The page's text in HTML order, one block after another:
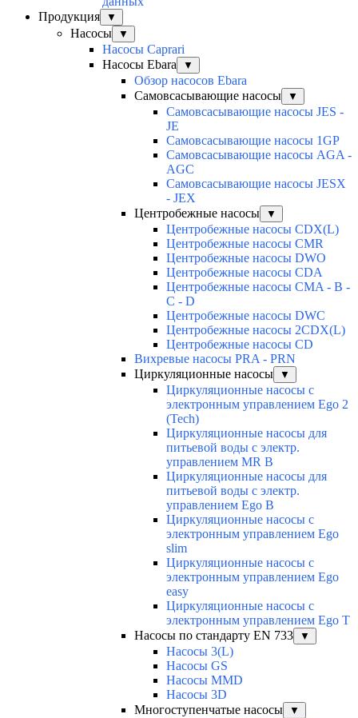
Продукция
▼
Насосы ▼
Насосы Caprari
Насосы Ebara
▼
Обзор насосов Ebara
Самовсасывающие насосы
▼
Самовсасывающие насосы JES -
JE
Самовсасывающие насосы 1GP
Самовсасывающие насосы AGA -
AGC
Самовсасывающие насосы JESX
- JEX
Центробежные насосы
▼
Центробежные насосы CDX(L)
Центробежные насосы CMR
Центробежные насосы DWO
Центробежные насосы CDA
Центробежные насосы CMA - B -
C - D
Центробежные насосы DWC
Центробежные насосы 2CDX(L)
Центробежные насосы CD
Вихревые насосы PRA - PRN
Циркуляционные насосы
▼
Циркуляционные насосы с
электронным управлением Ego 2
(Tech)
Циркуляционные насосы для
питьевой воды с электр.
управлением MR B
Циркуляционные насосы для
питьевой воды с электр.
управлением Ego B
Циркуляционные насосы с
электронным управлением Ego
slim
Циркуляционные насосы с
электронным управлением Ego
easy
Циркуляционные насосы с
электронным управлением Ego T
Насосы по стандарту EN 733
▼
Насосы 3(L)
Насосы GS
Насосы MMD
Насосы 3D
Многоступенчатые насосы
▼